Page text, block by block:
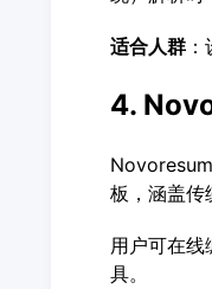
适合人群：
4.
板，涵盖传
用户可在
具。